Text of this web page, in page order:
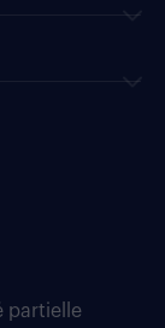
partielle